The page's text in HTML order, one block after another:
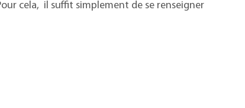
cela, il suffit simplement de se renseigner